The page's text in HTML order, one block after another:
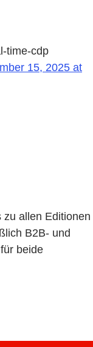
time-cdp
15, 2025 at
zu allen Editionen
B2B- und
beide